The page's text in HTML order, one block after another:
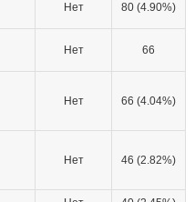
Нет 80 (4.90%)
Нет 66
Нет 66 (4.04%)
Нет 46 (2.82%)